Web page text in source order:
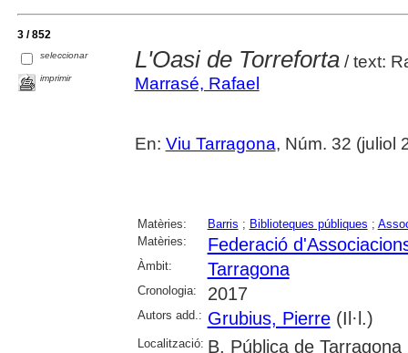
3 / 852
seleccionar
imprimir
L'Oasi de Torreforta/ text:
Marrasé, Rafael
En: Viu Tarragona, Núm. 32 (juliol
Matèries: Barris ; Biblioteques públiques ;
Matèries:
Federació
Àmbit: Tarragona
Cronologia: 2017
Autors add.: Grubius, Pierre(Il·l.)
Localització: B. Pública de Tarragona